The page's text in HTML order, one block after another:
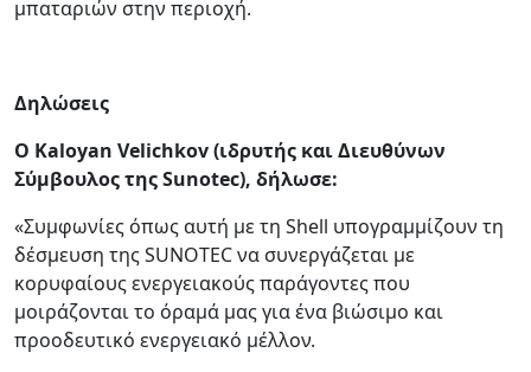
μπαταριών στην περιοχή.
Δηλώσεις
Ο Kaloyan Velichkov (ιδρυτής και Διευθύνων
Σύμβουλος της Sunotec), δήλωσε:
«Συμφωνίες όπως αυτή με τη Shell υπογραμμίζουν τη
δέσμευση της SUNOTEC να συνεργάζεται με
κορυφαίους ενεργειακούς παράγοντες που
μοιράζονται το όραμά μας για ένα βιώσιμο και
προοδευτικό ενεργειακό μέλλον.